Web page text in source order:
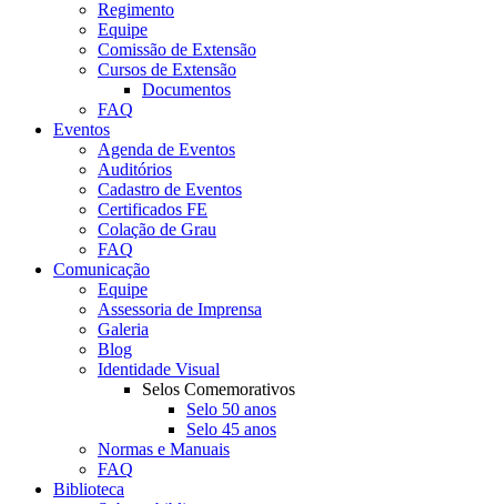
Regimento
Equipe
Comissão de Extensão
Cursos de Extensão
Documentos
FAQ
Eventos
Agenda de Eventos
Auditórios
Cadastro de Eventos
Certificados FE
Colação de Grau
FAQ
Comunicação
Equipe
Assessoria de Imprensa
Galeria
Blog
Identidade Visual
Selos Comemorativos
Selo 50 anos
Selo 45 anos
Normas e Manuais
FAQ
Biblioteca